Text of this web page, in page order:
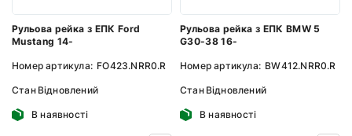
Рульова рейка з ЕПК Ford
Mustang 14-
Номер артикула: FO423.NRR0.R
Стан Відновлений
В наявності
Рульова рейка з ЕПК BMW 5
G30-38 16-
Номер артикула: BW412.NRR0.R
Стан Відновлений
В наявності